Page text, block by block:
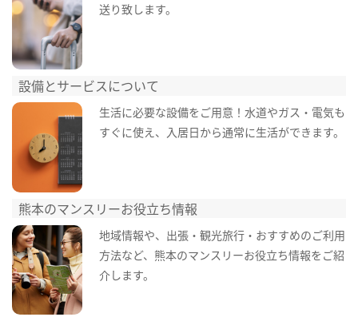
送り致します。
設備とサービスについて
生活に必要な設備をご用意！水道やガス・電気も
すぐに使え、入居日から通常に生活ができます。
熊本のマンスリーお役立ち情報
地域情報や、出張・観光旅行・おすすめのご利用
方法など、熊本のマンスリーお役立ち情報をご紹
介します。